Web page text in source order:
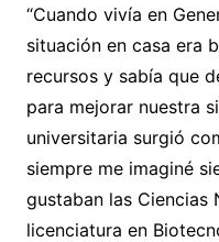
“Cuando vivía en
situación en casa era
recursos y sabía que
para mejorar nuestra
universitaria surgió
siempre me imaginé
gustaban las Ciencias
licenciatura en